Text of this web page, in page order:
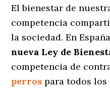
El bienestar de
competencia
la sociedad. En
nueva Ley de
competencia de
perros para todos los